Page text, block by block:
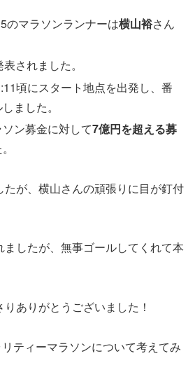
のマラソンランナーは横山裕さん
表されました。
頃にスタート地点を出発し、番
ました。
ン募金に対して7億円を超える募
たが、横山さんの頑張りに目が釘付
したが、無事ゴールしてくれて本
ありがとうございました！
ティーマラソンについて考えてみ